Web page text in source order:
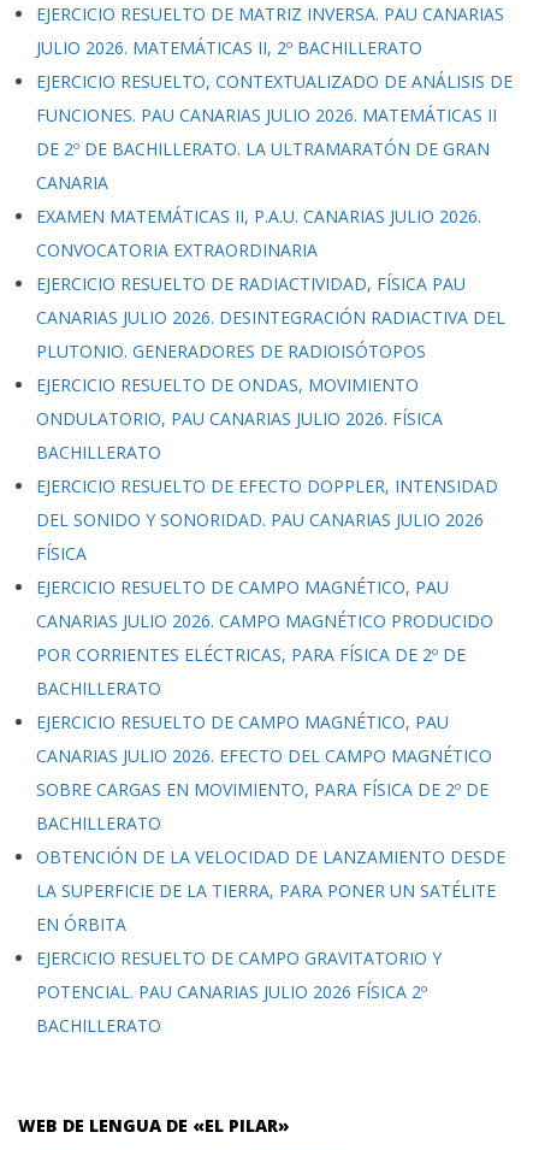
EJERCICIO RESUELTO DE MATRIZ INVERSA. PAU CANARIAS
JULIO 2026. MATEMÁTICAS II, 2º BACHILLERATO
EJERCICIO RESUELTO, CONTEXTUALIZADO DE ANÁLISIS DE
FUNCIONES. PAU CANARIAS JULIO 2026. MATEMÁTICAS II
DE 2º DE BACHILLERATO. LA ULTRAMARATÓN DE GRAN
CANARIA
EXAMEN MATEMÁTICAS II, P.A.U. CANARIAS JULIO 2026.
CONVOCATORIA EXTRAORDINARIA
EJERCICIO RESUELTO DE RADIACTIVIDAD, FÍSICA PAU
CANARIAS JULIO 2026. DESINTEGRACIÓN RADIACTIVA DEL
PLUTONIO. GENERADORES DE RADIOISÓTOPOS
EJERCICIO RESUELTO DE ONDAS, MOVIMIENTO
ONDULATORIO, PAU CANARIAS JULIO 2026. FÍSICA
BACHILLERATO
EJERCICIO RESUELTO DE EFECTO DOPPLER, INTENSIDAD
DEL SONIDO Y SONORIDAD. PAU CANARIAS JULIO 2026
FÍSICA
EJERCICIO RESUELTO DE CAMPO MAGNÉTICO, PAU
CANARIAS JULIO 2026. CAMPO MAGNÉTICO PRODUCIDO
POR CORRIENTES ELÉCTRICAS, PARA FÍSICA DE 2º DE
BACHILLERATO
EJERCICIO RESUELTO DE CAMPO MAGNÉTICO, PAU
CANARIAS JULIO 2026. EFECTO DEL CAMPO MAGNÉTICO
SOBRE CARGAS EN MOVIMIENTO, PARA FÍSICA DE 2º DE
BACHILLERATO
OBTENCIÓN DE LA VELOCIDAD DE LANZAMIENTO DESDE
LA SUPERFICIE DE LA TIERRA, PARA PONER UN SATÉLITE
EN ÓRBITA
EJERCICIO RESUELTO DE CAMPO GRAVITATORIO Y
POTENCIAL. PAU CANARIAS JULIO 2026 FÍSICA 2º
BACHILLERATO
WEB DE LENGUA DE «EL PILAR»